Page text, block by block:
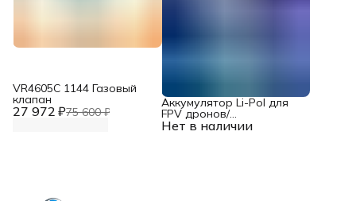
27 972 ₽75 600 ₽
VR4605С 1144 Газовый
клапан
Нет в наличии
Аккумулятор Li-Pol для
FPV дронов/
квадрокоптеров 23,1 В,